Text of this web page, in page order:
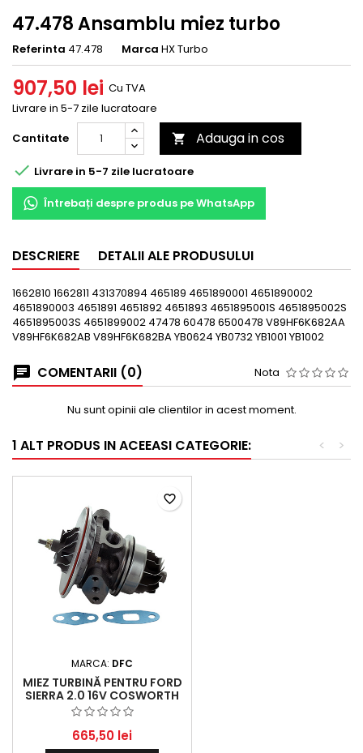
47.478 Ansamblu miez turbo
Referinta 47.478 Marca HX Turbo
907,50 lei Cu TVA
Livrare in 5-7 zile lucratoare
Cantitate
 Adauga in cos
 Livrare in 5-7 zile lucratoare
Întrebați despre produs pe WhatsApp
DESCRIERE DETALII ALE PRODUSULUI
1662810 1662811 431370894 465189 4651890001 4651890002
4651890003 4651891 4651892 4651893 4651895001S 4651895002S
4651895003S 4651899002 47478 60478 6500478 V89HF6K682AA
V89HF6K682AB V89HF6K682BA YB0624 YB0732 YB1001 YB1002
COMENTARII (0) Nota
Nu sunt opinii ale clientilor in acest moment.
1 ALT PRODUS IN ACEEASI CATEGORIE: >
<
MARCA: DFC
MIEZ TURBINĂ PENTRU FORD
SIERRA 2.0 16V COSWORTH
ȘI 2.0 RS COSWORTH
665,50 lei
favorite_border